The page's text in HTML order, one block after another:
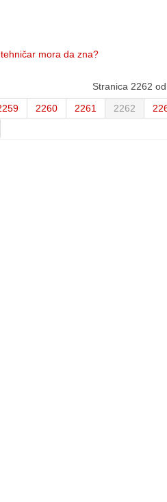
mora da zna?
Stranica 2262
2260 2261 2262